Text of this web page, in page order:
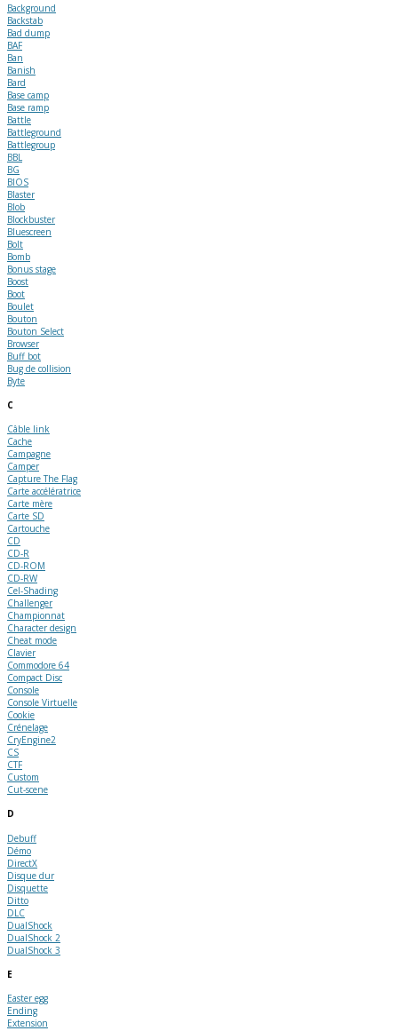
Background
Backstab
Bad dump
BAF
Ban
Banish
Bard
Base camp
Base ramp
Battle
Battleground
Battlegroup
BBL
BG
BIOS
Blaster
Blob
Blockbuster
Bluescreen
Bolt
Bomb
Bonus stage
Boost
Boot
Boulet
Bouton
Bouton Select
Browser
Buff bot
Bug de collision
Byte
C
Câble link
Cache
Campagne
Camper
Capture The Flag
Carte accélératrice
Carte mère
Carte SD
Cartouche
CD
CD-R
CD-ROM
CD-RW
Cel-Shading
Challenger
Championnat
Character design
Cheat mode
Clavier
Commodore 64
Compact Disc
Console
Console Virtuelle
Cookie
Crénelage
CryEngine2
CS
CTF
Custom
Cut-scene
D
Debuff
Démo
DirectX
Disque dur
Disquette
Ditto
DLC
DualShock
DualShock 2
DualShock 3
E
Easter egg
Ending
Extension